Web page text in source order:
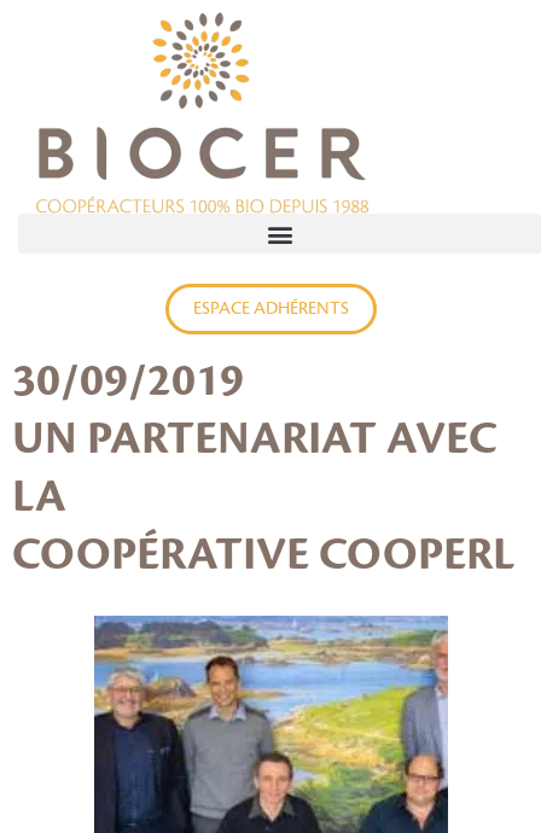
ESPACE ADHÉRENTS
30/09/2019
UN PARTENARIAT AVEC
LA
COOPÉRATIVE COOPERL